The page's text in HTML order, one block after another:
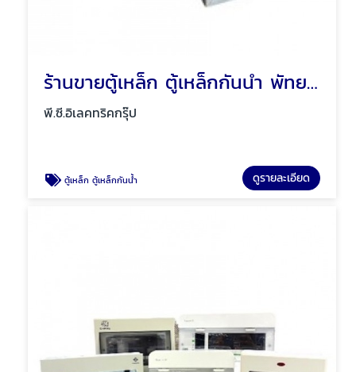
ร้านขายตู้เหล็ก ตู้เหล็กกันน้ำ พัทยา ชลบุรี
พี.ซี.อิเลคทริคกรุ๊ป
ตู้เหล็ก ตู้เหล็กกันน้ำ ดูรายละเอียด